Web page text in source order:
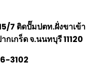
7 ติดปั๊มปตท.ฝั่งขาเข้า
เกร็ด จ.นนทบุรี 11120
3102